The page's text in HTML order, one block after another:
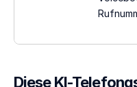
Diese KI-